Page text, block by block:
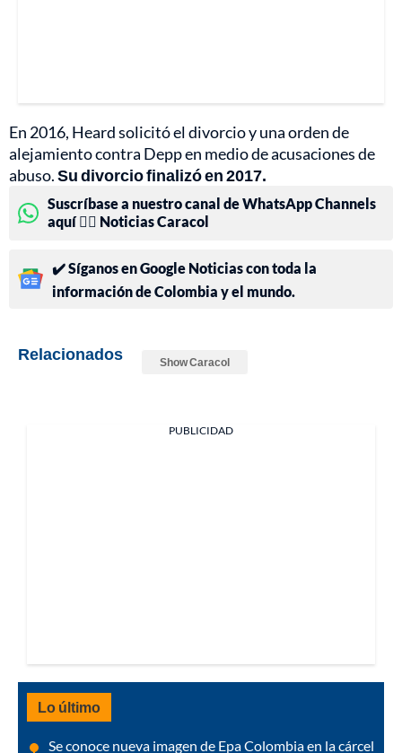
En 2016, Heard solicitó el divorcio y una orden de
alejamiento contra Depp en medio de acusaciones de
abuso.Su divorcio finalizó en 2017.
Suscríbase a nuestro canal de WhatsApp Channels
aquí 👉🏻 Noticias Caracol
✔️ Síganos en Google Noticias con toda la
información de Colombia y el mundo.
Relacionados Show Caracol
PUBLICIDAD
Lo último
Se conoce nueva imagen de Epa Colombia en la cárcel